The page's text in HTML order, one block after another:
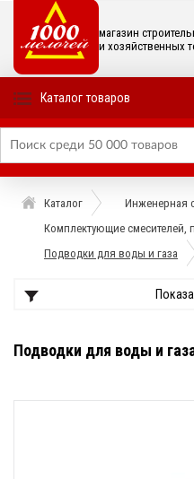
магазин
и хозяйственных
Каталог товаров
Каталог
Инженерная
Комплектующие смесителей,
Подводки для воды и газа
Подводки для воды и